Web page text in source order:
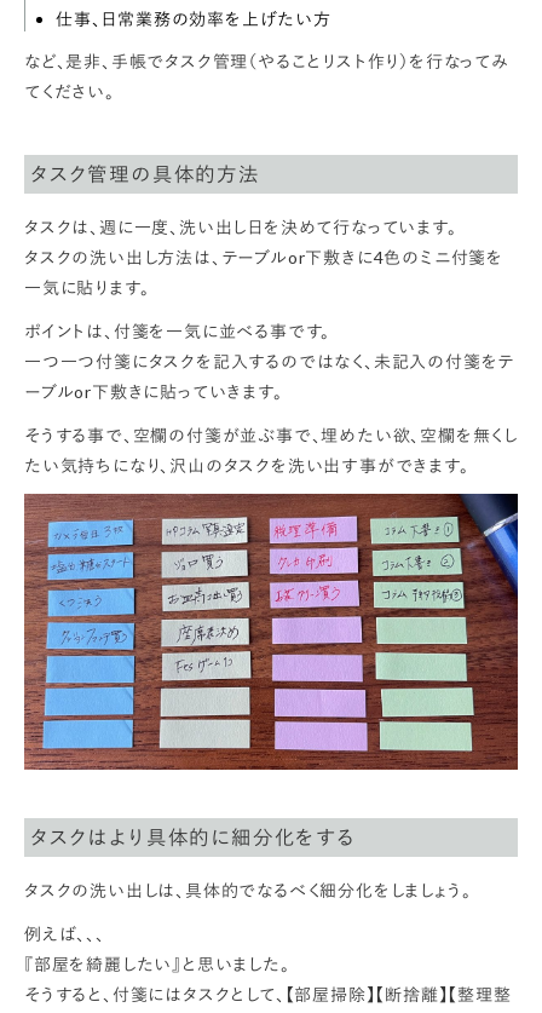
仕事、日常業務の効率を上げたい方
など、是非、手帳でタスク管理（やることリスト作り）を行なってみ
てください。
タスク管理の具体的方法
タスクは、週に一度、洗い出し日を決めて行なっています。
タスクの洗い出し方法は、テーブルor下敷きに4色のミニ付箋を
一気に貼ります。
ポイントは、付箋を一気に並べる事です。
一つ一つ付箋にタスクを記入するのではなく、未記入の付箋をテ
ーブルor下敷きに貼っていきます。
そうする事で、空欄の付箋が並ぶ事で、埋めたい欲、空欄を無くし
たい気持ちになり、沢山のタスクを洗い出す事ができます。
タスクはより具体的に細分化をする
タスクの洗い出しは、具体的でなるべく細分化をしましょう。
例えば、、、
『部屋を綺麗したい』と思いました。
そうすると、付箋にはタスクとして、【部屋掃除】【断捨離】【整理整